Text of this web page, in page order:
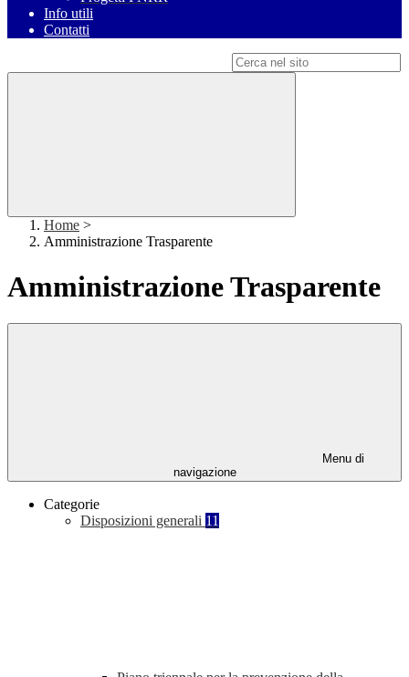
Info utili
Contatti
Home >
Amministrazione Trasparente
Amministrazione Trasparente
Menu di
navigazione
Categorie
Disposizioni generali 11